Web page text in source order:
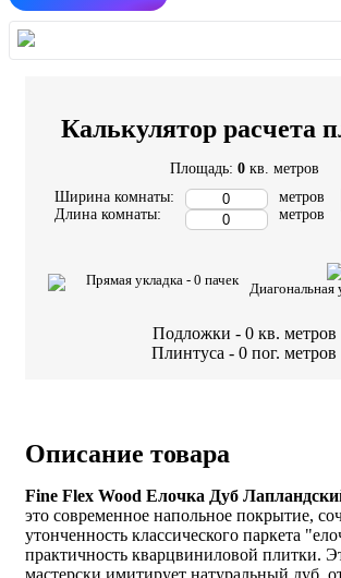
Калькулятор расчета
Площадь: 0 кв. метров
Ширина комнаты:
Длина комнаты:
метров
метров
Прямая укладка - 0 пачек
Диагональная
Подложки - 0 кв. метров
Плинтуса - 0 пог. метров
Описание товара
Fine Flex Wood Елочка Дуб
это современное напольное покрытие,
утонченность классического паркета
практичность кварцвиниловой плитки.
мастерски имитирует натуральный дуб,